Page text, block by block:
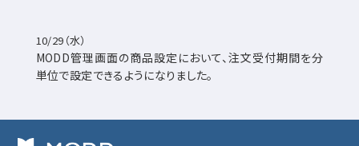
10/29（水）
MODD管理画面の商品設定において、注文受付期間を分
単位で設定できるようになりました。